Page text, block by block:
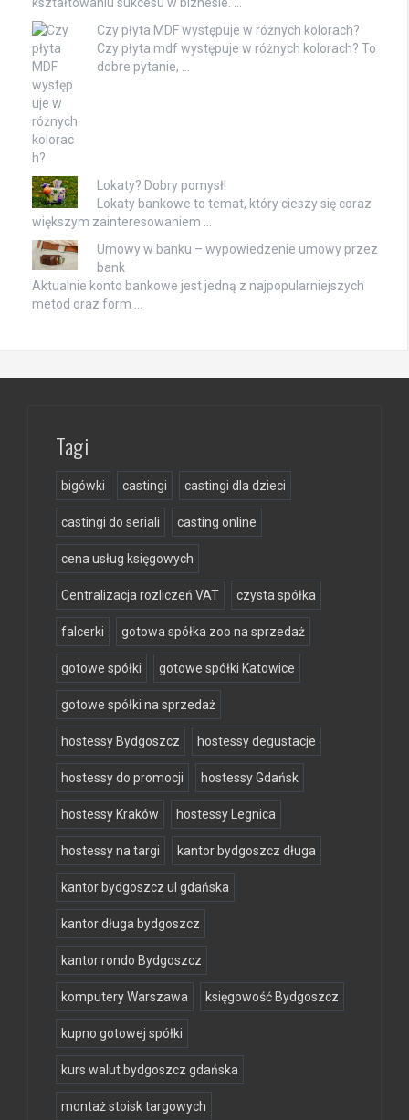
Czy płyta MDF występuje w różnych kolorach?
Czy płyta mdf występuje w różnych kolorach? To
dobre pytanie, …
Lokaty? Dobry pomysł!
Lokaty bankowe to temat, który cieszy się coraz
większym zainteresowaniem …
Umowy w banku – wypowiedzenie umowy przez
bank
Aktualnie konto bankowe jest jedną z najpopularniejszych
metod oraz form …
Tagi
bigówki castingi castingi dla dzieci
castingi do seriali casting online
cena usług księgowych
Centralizacja rozliczeń VAT czysta spółka
falcerki gotowa spółka zoo na sprzedaż
gotowe spółki gotowe spółki Katowice
gotowe spółki na sprzedaż
hostessy Bydgoszcz hostessy degustacje
hostessy do promocji hostessy Gdańsk
hostessy Kraków hostessy Legnica
hostessy na targi kantor bydgoszcz długa
kantor bydgoszcz ul gdańska
kantor długa bydgoszcz
kantor rondo Bydgoszcz
komputery Warszawa księgowość Bydgoszcz
kupno gotowej spółki
kurs walut bydgoszcz gdańska
montaż stoisk targowych